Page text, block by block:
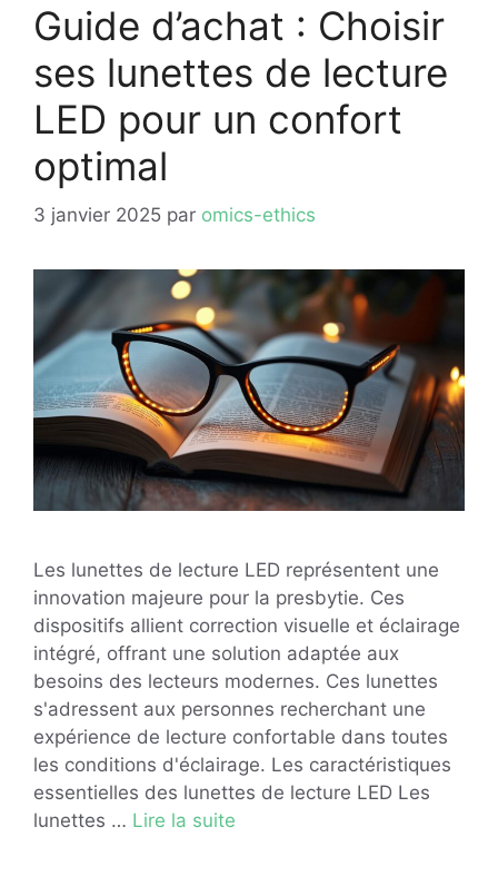
Guide d’achat : Choisir
ses lunettes de lecture
LED pour un confort
optimal
3 janvier 2025 par omics-ethics
Les lunettes de lecture LED représentent une
innovation majeure pour la presbytie. Ces
dispositifs allient correction visuelle et éclairage
intégré, offrant une solution adaptée aux
besoins des lecteurs modernes. Ces lunettes
s'adressent aux personnes recherchant une
expérience de lecture confortable dans toutes
les conditions d'éclairage. Les caractéristiques
essentielles des lunettes de lecture LED Les
lunettes … Lire la suite